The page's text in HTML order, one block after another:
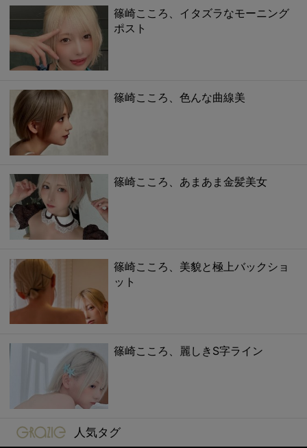
篠崎こころ、イタズラなモーニング
ポスト
篠崎こころ、色んな曲線美
篠崎こころ、あまあま金髪美女
篠崎こころ、美貌と極上バックショ
ット
篠崎こころ、麗しきS字ライン
gravure-grazie
人気タグ